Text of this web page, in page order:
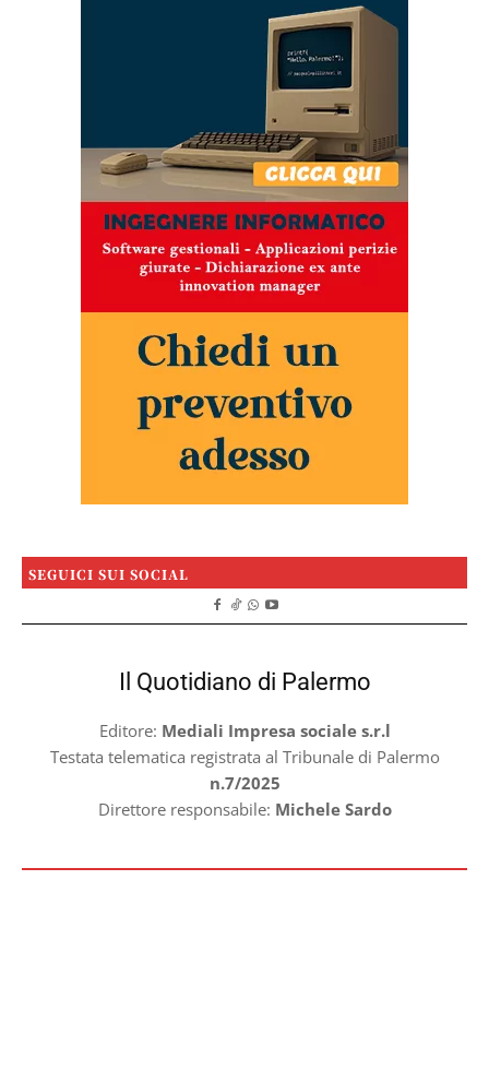
SEGUICI SUI SOCIAL
Il Quotidiano di Palermo
Editore: Mediali Impresa sociale s.r.l
Testata telematica registrata al Tribunale di Palermo
n.7/2025
Direttore responsabile: Michele Sardo